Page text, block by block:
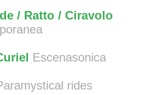
/ Ratto / Ciravolo
Escenasonica
rides